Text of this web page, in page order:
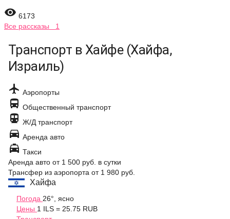
 6173
Все рассказы 1
Транспорт в Хайфе (Хайфа,
Израиль)
 Аэропорты
 Общественный транспорт
 Ж/Д транспорт
 Аренда авто
 Такси
Аренда авто от 1 500 руб. в сутки
Трансфер из аэропорта от 1 980 руб.
Хайфа
Погода 26°, ясно
Цены 1 ILS = 25.75 RUB